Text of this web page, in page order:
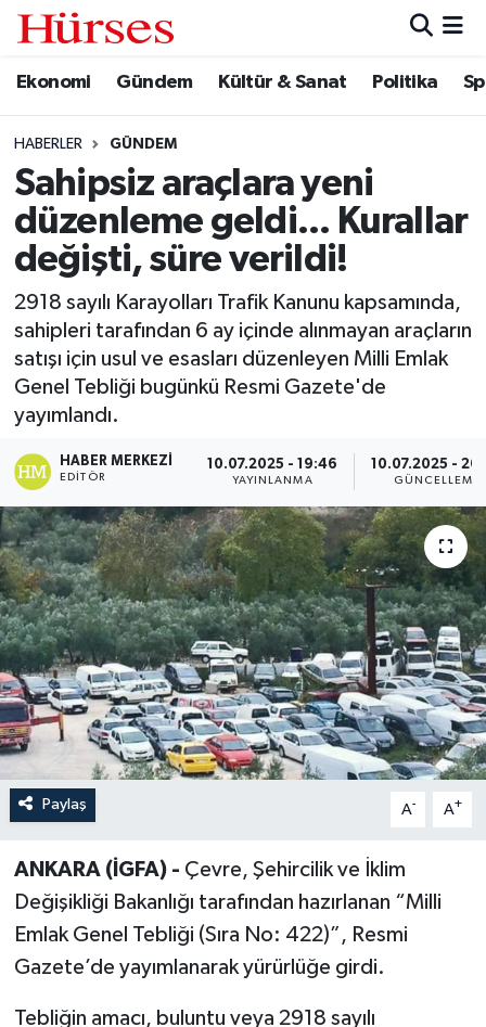
Ekonomi Gündem Kültür & Sanat Politika
HABERLER GÜNDEM
Sahipsiz araçlara yeni
düzenleme geldi... Kurallar
değişti, süre verildi!
2918 sayılı Karayolları Trafik Kanunu kapsamında,
sahipleri tarafından 6 ay içinde alınmayan araçların
satışı için usul ve esasları düzenleyen Milli Emlak
Genel Tebliği bugünkü Resmi Gazete'de
yayımlandı.
HABER MERKEZI
EDITÖR
10.07.2025 - 19:46
YAYINLANMA
10.07.2025 -
GÜNCELLEME
Paylaş A- A+
ANKARA (İGFA) - Çevre, Şehircilik ve İklim
Değişikliği Bakanlığı tarafından hazırlanan “Milli
Emlak Genel Tebliği (Sıra No: 422)”, Resmi
Gazete’de yayımlanarak yürürlüğe girdi.
Tebliğin amacı, buluntu veya 2918 sayılı
Ekonomi
Gündem
Kültür & Sanat
Politika
Spor
Turizm
Hava Durumu
Trafik Durumu
Süper Lig Puan Durumu ve Fikstür
Tüm Manşetler
Son Dakika Haberleri
Haber Arşivi